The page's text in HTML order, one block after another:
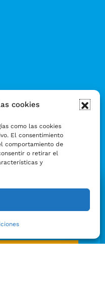
cookies
como las cookies
El consentimiento
comportamiento de
o retirar el
y